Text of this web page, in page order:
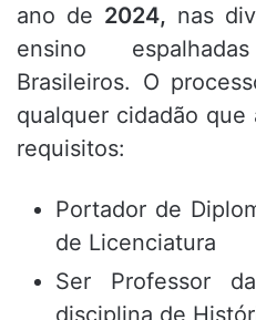
ano de 2024, nas
ensino
Brasileiros. O
qualquer cidadão
requisitos:
Portador de
de Licenciatura
Ser Professor
disciplina de